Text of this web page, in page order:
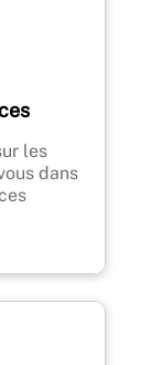
les
dans